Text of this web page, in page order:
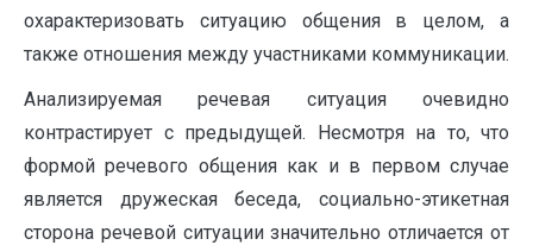
охарактеризовать ситуацию общения в целом, а
также отношения между участниками коммуникации.
Анализируемая речевая ситуация очевидно
контрастирует с предыдущей. Несмотря на то, что
формой речевого общения как и в первом случае
является дружеская беседа, социально-этикетная
сторона речевой ситуации значительно отличается от